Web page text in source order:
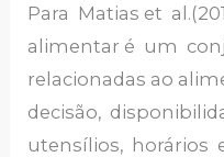
Para Matias et
alimentar é um
relacionadas ao
decisão,
utensílios, horários